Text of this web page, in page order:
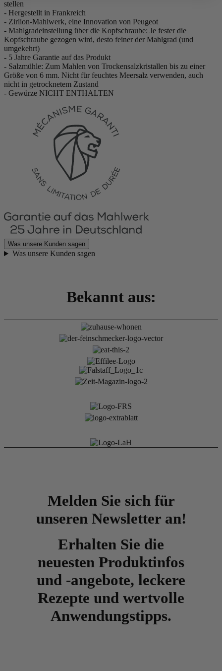
stellen
- Hergestellt in Frankreich
- Zirlion-Mahlwerk, eine Innovation von Peugeot
- Mahlgradeinstellung über die Kopfschraube: Je fester die
Kopfschraube gezogen wird, desto feiner der Mahlgrad (und
umgekehrt)
- 5 Jahre Garantie auf das Produkt
- Salzmühle: Zum Mahlen von Trockensalzkristallen bis zu einer
Größe von 6 mm. Nicht für feuchtes Meersalz verwenden, auch
nicht in getrocknetem Zustand
- Gewürze NICHT ENTHALTEN
Was unsere Kunden sagen
Was unsere Kunden sagen
Bekannt aus:
Melden Sie sich für
unseren Newsletter an!
Erhalten Sie die
neuesten Produktinfos
und -angebote, leckere
Rezepte und wertvolle
Anwendungstipps.